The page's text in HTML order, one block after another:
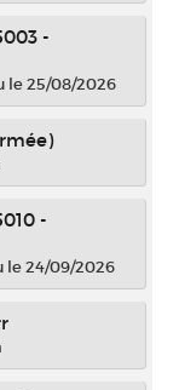
-
le 25/08/2026
-
le 24/09/2026